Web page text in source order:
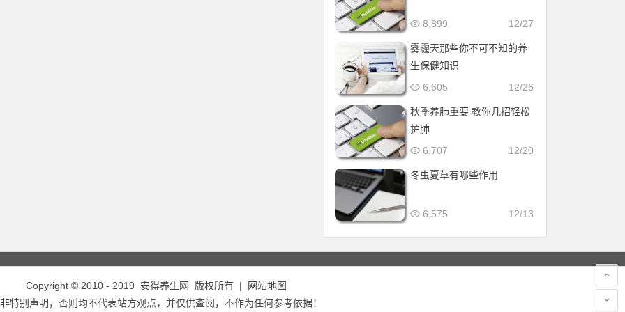
12/27
8,899
雾霾天那些你不可不知的养
生保健知识
12/26
6,605
秋季养肺重要 教你几招轻松
护肺
12/20
6,707
冬虫夏草有哪些作用
12/13
6,575
Copyright © 2010 - 2019 安得养生网 版权所有 |
网站地图
特别声明，否则均不代表站方观点，并仅供查阅，不作为任何参考依据！